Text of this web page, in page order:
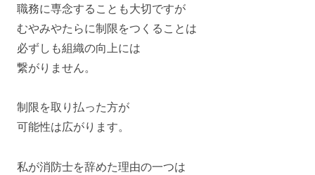
職務に専念することも大切ですが
むやみやたらに制限をつくることは
必ずしも組織の向上には
繋がりません。
制限を取り払った方が
可能性は広がります。
私が消防士を辞めた理由の一つは